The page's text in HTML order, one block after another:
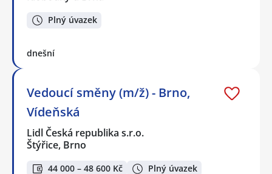
Plný úvazek
dnešní
Vedoucí směny (m/ž) - Brno,
Vídeňská
Lidl Česká republika s.r.o.
Štýřice, Brno
44 000 – 48 600 Kč Plný úvazek